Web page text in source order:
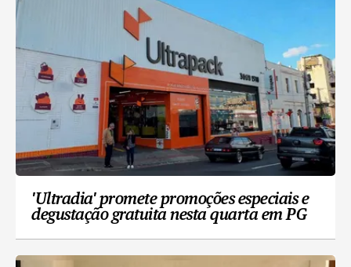
'Ultradia' promete promoções especiais e
degustação gratuita nesta quarta em PG